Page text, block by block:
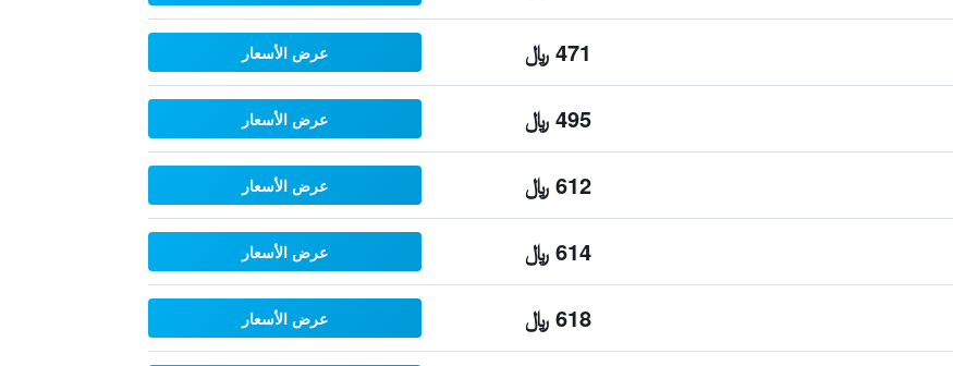
471 ﷼ عرض الأسعار
495 ﷼ عرض الأسعار
612 ﷼ عرض الأسعار
614 ﷼ عرض الأسعار
618 ﷼ عرض الأسعار